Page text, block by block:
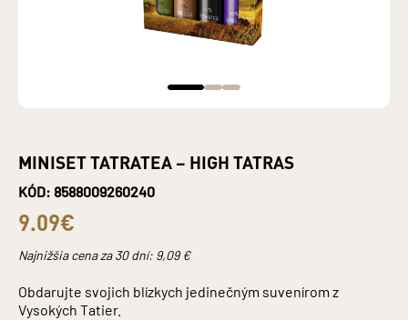
MINISET TATRATEA – HIGH TATRAS
KÓD: 8588009260240
9.09€
Najnižšia cena za 30 dní: 9,09€
Obdarujte svojich blízkych jedinečným suvenírom z
Vysokých Tatier.